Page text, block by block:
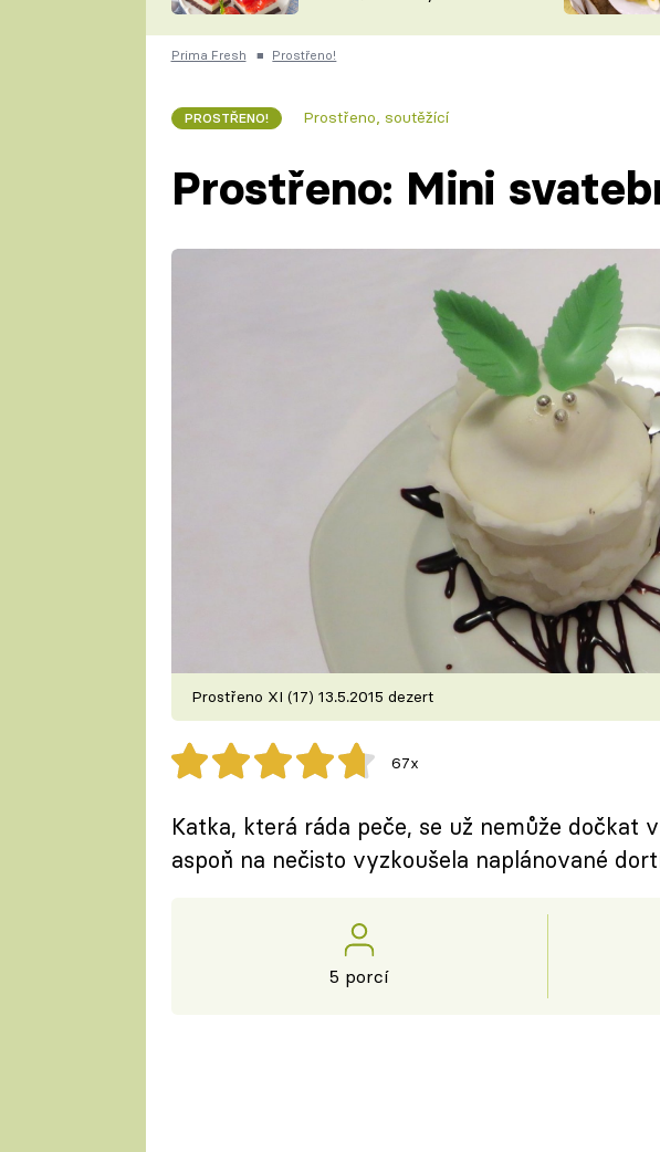
ČESKO NA TALÍŘI
KUCHAŘKA
Prima Fresh ■ Prostřeno!
PROSTŘENO! Prostřeno, soutěžící
Prostřeno: Mini
Prostřeno XI (17) 13.5.2015 dezert
67x
Katka, která ráda peče, se už nemůže dočkat
aspoň na nečisto vyzkoušela naplánované
5 porcí